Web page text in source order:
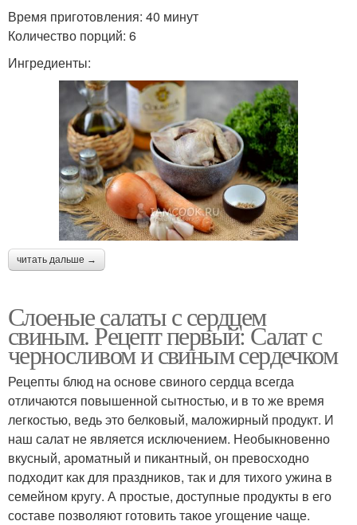
Время приготовления: 40 минут
Количество порций: 6
Ингредиенты:
читать дальше →
Слоеные салаты с сердцем
свиным. Рецепт первый: Салат с
черносливом и свиным сердечком
Рецепты блюд на основе свиного сердца всегда
отличаются повышенной сытностью, и в то же время
легкостью, ведь это белковый, маложирный продукт. И
наш салат не является исключением. Необыкновенно
вкусный, ароматный и пикантный, он превосходно
подходит как для праздников, так и для тихого ужина в
семейном кругу. А простые, доступные продукты в его
составе позволяют готовить такое угощение чаще.